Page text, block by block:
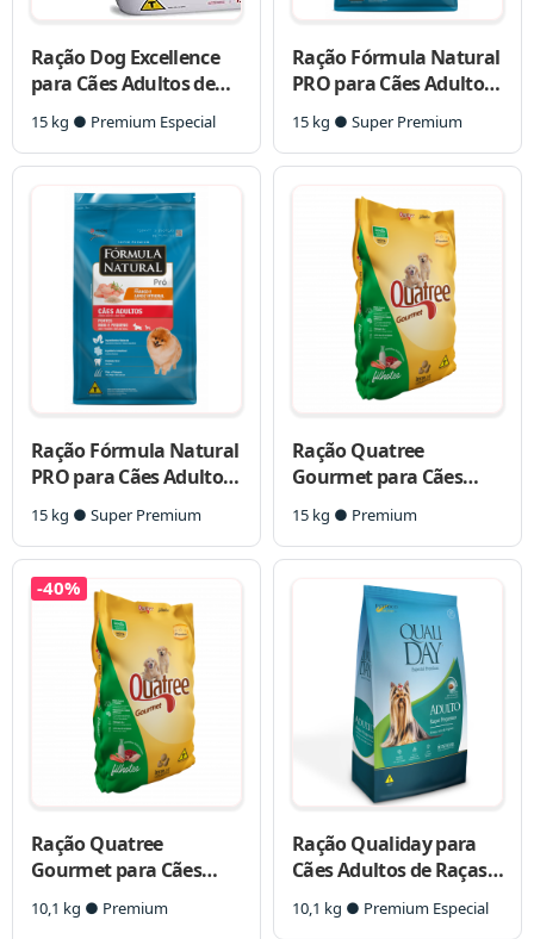
Ração Dog Excellence
para Cães Adultos de
Raças Grandes
15 kg ● Premium Especial
Ração Fórmula Natural
PRO para Cães Adultos
de Raças Médias e
Grandes
15 kg ● Super Premium
Ração Fórmula Natural
PRO para Cães Adultos
de Raças Mini e
Pequenas
15 kg ● Super Premium
Ração Quatree
Gourmet para Cães
Filhotes
15 kg ● Premium
Ração Quatree
Gourmet para Cães
Filhotes
10,1 kg ● Premium
-40%
Ração Qualiday para
Cães Adultos de Raças
Pequenas
10,1 kg ● Premium Especial